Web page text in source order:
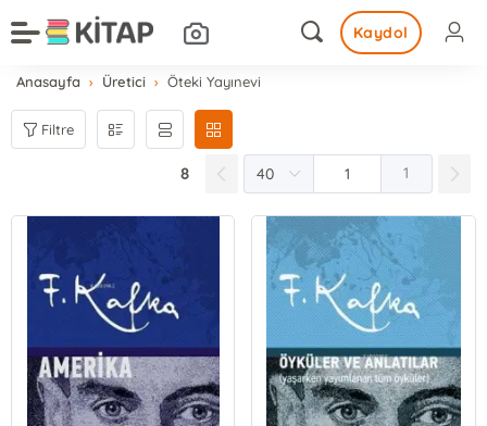
Kaydol
Anasayfa Üretici Öteki Yayınevi
Filtre
8 1